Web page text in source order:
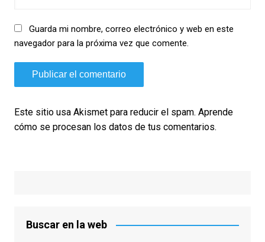
Guarda mi nombre, correo electrónico y web en este
navegador para la próxima vez que comente.
Este sitio usa Akismet para reducir el spam. Aprende
cómo se procesan los datos de tus comentarios.
Buscar en la web